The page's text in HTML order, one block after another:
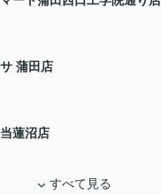
蒲田店
蓮沼店
すべて見る